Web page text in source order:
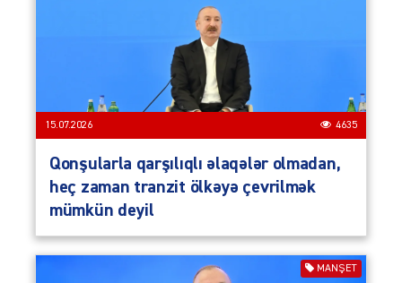
15.07.2026 4635
Qonşularla qarşılıqlı əlaqələr olmadan,
heç zaman tranzit ölkəyə çevrilmək
mümkün deyil
MANŞET